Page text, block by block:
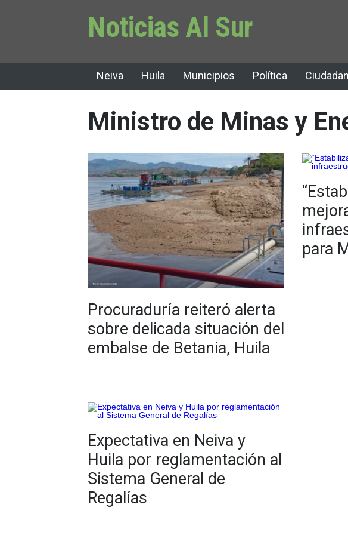
Noticias Al Sur
Neiva Huila Municipios Política
Ministro de Minas y
Procuraduría reiteró alerta
sobre delicada situación del
embalse de Betania, Huila
Expectativa en Neiva y
Huila por reglamentación al
Sistema General de
Regalías
para